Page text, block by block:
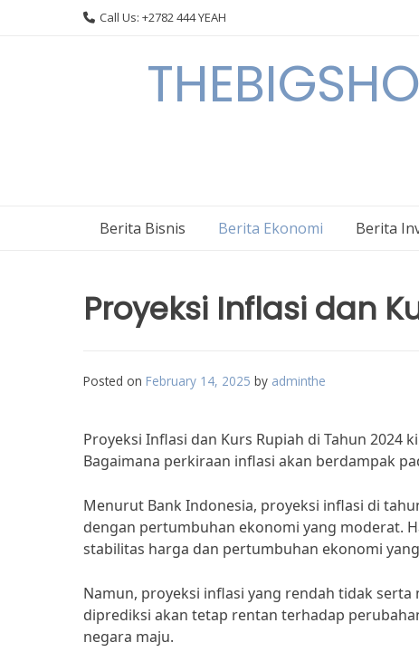
Call Us: +2782 444 YEAH
Berita Bisnis Berita Ekonomi Berita
Proyeksi Inflasi dan
Posted on February 14, 2025 by adminthe
Proyeksi Inflasi dan Kurs Rupiah di Tahun
Bagaimana perkiraan inflasi akan berdampak
Menurut Bank Indonesia, proyeksi inflasi di
dengan pertumbuhan ekonomi yang moderat.
stabilitas harga dan pertumbuhan ekonomi
Namun, proyeksi inflasi yang rendah tidak
diprediksi akan tetap rentan terhadap
negara maju.